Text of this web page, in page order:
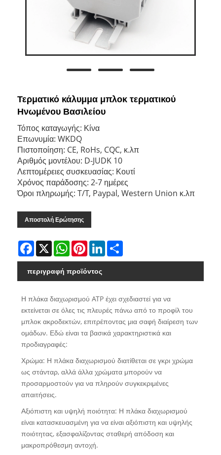
Τερματικό κάλυμμα μπλοκ τερματικού
Ηνωμένου Βασιλείου
Τόπος καταγωγής: Κίνα
Επωνυμία: WKDQ
Πιστοποίηση: CE, RoHs, CQC, κ.λπ
Αριθμός μοντέλου: D-JUDK 10
Λεπτομέρειες συσκευασίας: Κουτί
Χρόνος παράδοσης: 2-7 ημέρες
Όροι πληρωμής: T/T, Paypal, Western Union κ.λπ
Αποστολή Ερώτησης
Facebook
X WhatsAppPinterestLinkedIn
περιγραφή προϊόντος
Η πλάκα διαχωρισμού ATP έχει σχεδιαστεί για να
εκτείνεται σε όλες τις πλευρές πάνω από το προφίλ του
μπλοκ ακροδεκτών, επιτρέποντας μια σαφή διαίρεση των
ομάδων. Εδώ είναι τα βασικά χαρακτηριστικά και
προδιαγραφές:
Χρώμα: Η πλάκα διαχωρισμού διατίθεται σε γκρι χρώμα
ως στάνταρ, αλλά άλλα χρώματα μπορούν να
προσαρμοστούν για να πληρούν συγκεκριμένες
απαιτήσεις.
Αξιόπιστη και υψηλή ποιότητα: Η πλάκα διαχωρισμού
είναι κατασκευασμένη για να είναι αξιόπιστη και υψηλής
ποιότητας, εξασφαλίζοντας σταθερή απόδοση και
μακροπρόθεσμη αντοχή.